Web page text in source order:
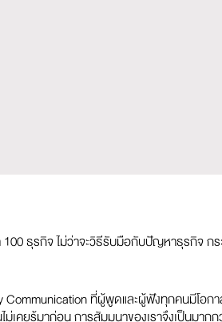
ธุรกิจ ไม่ว่าจะวิธีรับมือกับปัญหาธุรกิจ
ที่ผู้พูดและผู้ฟังทุกคนมีโอ
คยรู้มาก่อน การสัมมนาของเราจึงเป็นมาก